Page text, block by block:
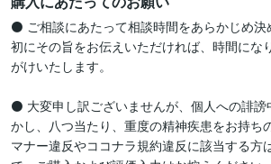
⚫️ ご相談にあたって相談時間をあらかじめ
初にその旨をお伝えいただければ、時間にな
がけいたします。
⚫️ 大変申し訳ございませんが、個人への誹
かし、八つ当たり、重度の精神疾患をお持ち
マナー違反やココナラ規約違反に該当する方